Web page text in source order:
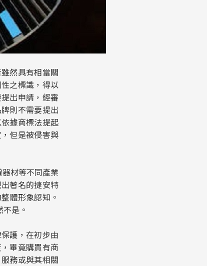
然具有相當關
之標識，得以
出申請，經審
則不需要提出
據商標法提起
但是被侵害與
材等不同產業
著名的捷安特
體形象認知。
是。
護，在初步由
畢竟購買有商
務或與其相關